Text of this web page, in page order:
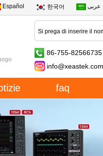
Español 한국어 عربى
86-755-82566735
info@xeastek.com
faq